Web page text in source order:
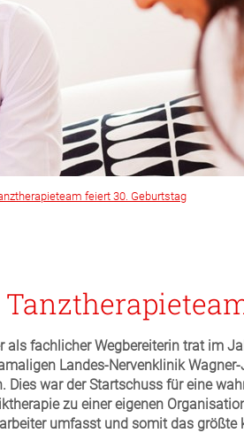
feiert 30. Geburtstag
als fachlicher Wegbereiterin trat im
Landes-Nervenklinik
Dies war der Startschuss für eine
zu einer eigenen
umfasst und somit das